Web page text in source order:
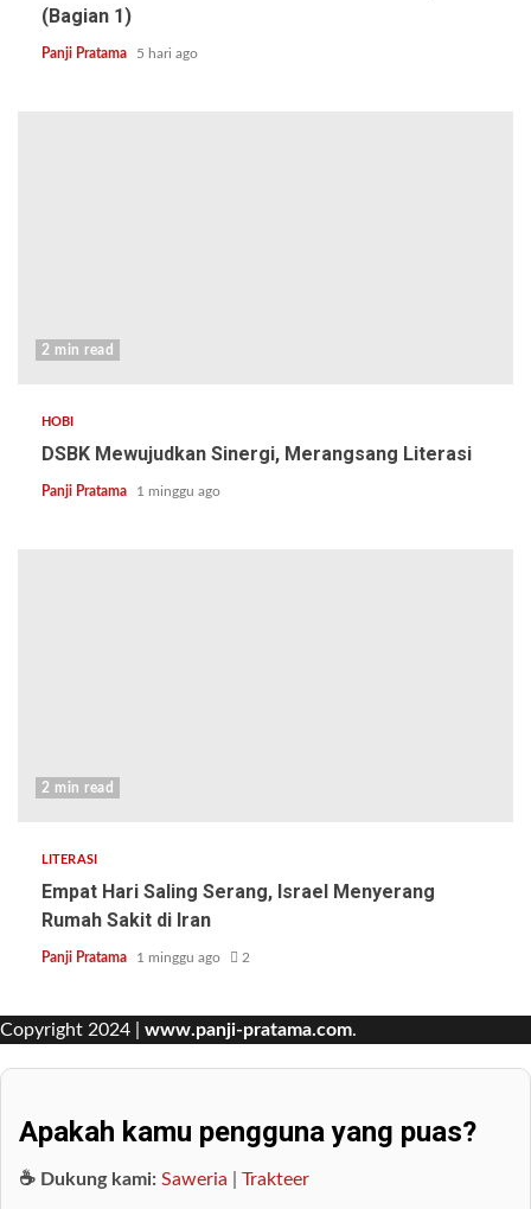
(Bagian 1)
Panji Pratama 5 hari ago
2 min read
HOBI
DSBK Mewujudkan Sinergi, Merangsang Literasi
Panji Pratama 1 minggu ago
2 min read
LITERASI
Empat Hari Saling Serang, Israel Menyerang
Rumah Sakit di Iran
Panji Pratama 1 minggu ago 2
Copyright 2024 | www.panji-pratama.com.
Apakah kamu pengguna yang puas?
☕ Dukung kami: Saweria Trakteer